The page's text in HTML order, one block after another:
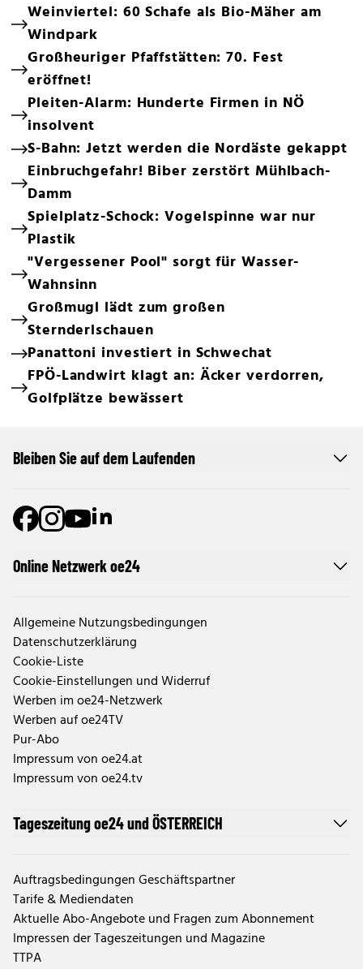
Weinviertel: 60 Schafe als Bio-Mäher am
Windpark
Großheuriger Pfaffstätten: 70. Fest
eröffnet!
Pleiten-Alarm: Hunderte Firmen in NÖ
insolvent
S-Bahn: Jetzt werden die Nordäste gekappt
Einbruchgefahr! Biber zerstört Mühlbach-
Damm
Spielplatz-Schock: Vogelspinne war nur
Plastik
"Vergessener Pool" sorgt für Wasser-
Wahnsinn
Großmugl lädt zum großen
Sternderlschauen
Panattoni investiert in Schwechat
FPÖ-Landwirt klagt an: Äcker verdorren,
Golfplätze bewässert
Online Netzwerk oe24
Allgemeine Nutzungsbedingungen
Datenschutzerklärung
Cookie-Liste
Cookie-Einstellungen und Widerruf
Werben im oe24-Netzwerk
Werben auf oe24TV
Pur-Abo
Impressum von oe24.at
Impressum von oe24.tv
Tageszeitung oe24 und ÖSTERREICH
Auftragsbedingungen Geschäftspartner
Tarife & Mediendaten
Aktuelle Abo-Angebote und Fragen zum Abonnement
Impressen der Tageszeitungen und Magazine
TTPA
Bleiben Sie auf dem Laufenden